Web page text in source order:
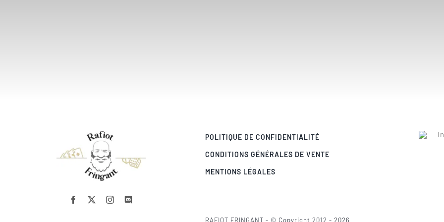
POLITIQUE DE CONFIDENTIALITÉ
CONDITIONS GÉNÉRALES DE VENTE
MENTIONS LÉGALES
RAFIOT FRINGANT - © Copyright 2012 - 2026